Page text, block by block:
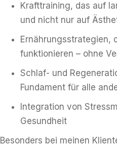
Krafttraining, das auf
und nicht nur auf
Ernährungsstrategien,
funktionieren – ohne
Schlaf- und
Fundament für alle
Integration von
Gesundheit
Besonders bei meinen